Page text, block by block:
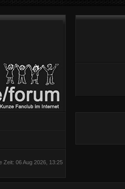
Zeit: 06 Aug 2026, 13:25